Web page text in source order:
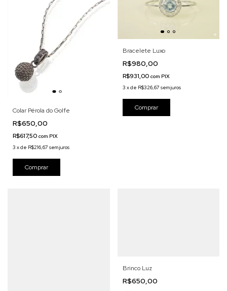
Colar Pérola do Golfe
R$650,00
R$617,50 com PIX
3 xde R$216,67 sem juros
Comprar
Bracelete Luxo
R$980,00
R$931,00 com PIX
3 xde R$326,67 sem juros
Brinco Luz
R$650,00